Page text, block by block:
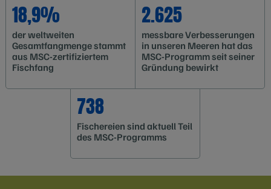
18,9%
der weltweiten
Gesamtfangmenge stammt
aus MSC-zertifiziertem
Fischfang
2.625
messbare Verbesserungen
in unseren Meeren hat das
MSC-Programm seit seiner
Gründung bewirkt
738
Fischereien sind aktuell Teil
des MSC-Programms